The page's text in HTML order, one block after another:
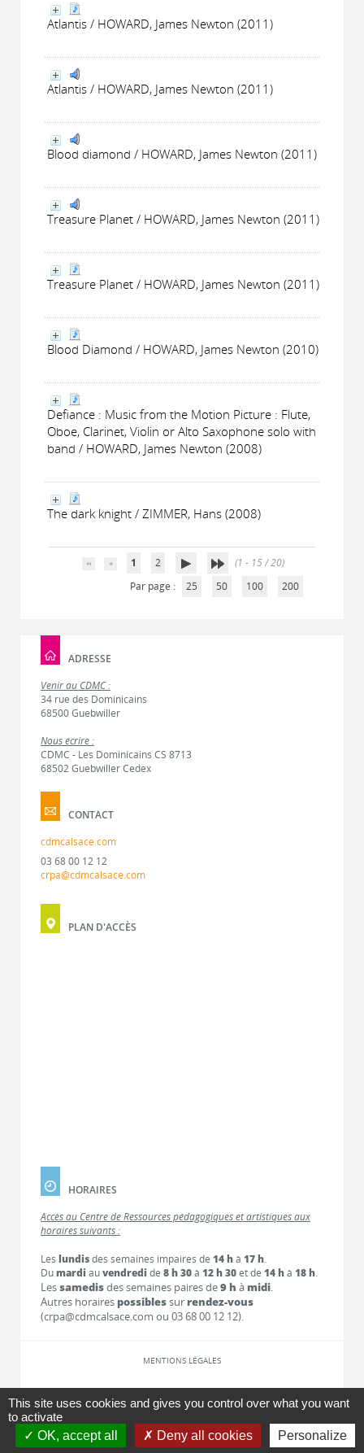
Atlantis / HOWARD, James Newton (2011)
Atlantis / HOWARD, James Newton (2011)
Blood diamond / HOWARD, James Newton (2011)
Treasure Planet / HOWARD, James Newton (2011)
Treasure Planet / HOWARD, James Newton (2011)
Blood Diamond / HOWARD, James Newton (2010)
Defiance : Music from the Motion Picture : Flute,
Oboe, Clarinet, Violin or Alto Saxophone solo with
band / HOWARD, James Newton (2008)
The dark knight / ZIMMER, Hans (2008)
1 2
(1 - 15 / 20)
Par page :
25 50 100 200
ADRESSE
Venir au CDMC :
34 rue des Dominicains
68500 Guebwiller
Nous écrire :
CDMC - Les Dominicains CS 8713
68502 Guebwiller Cedex
CONTACT
cdmcalsace.com
03 68 00 12 12
crpa@cdmcalsace.com
PLAN D'ACCÈS
HORAIRES
Accès au Centre de Ressources pédagogiques et artistiques aux
horaires suivants :
Les lundisdes semaines impaires de 14 hà 17 h.
Dumardi auvendredi de 8 h 30à 12 h 30et de 14 hà 18 h.
Lessamedisdes semaines paires de9 h à midi.
Autres horaires possiblessur rendez-vous
(crpa@cdmcalsace.com ou 03 68 00 12 12).
MENTIONS LÉGALES
LIENS
CONTACT
This site uses cookies and gives you control over what you want
to activate
OK, accept all
Deny all cookies Personalize